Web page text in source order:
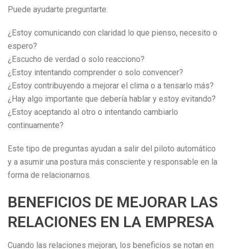
Puede ayudarte preguntarte:
¿Estoy comunicando con claridad lo que pienso, necesito o
espero?
¿Escucho de verdad o solo reacciono?
¿Estoy intentando comprender o solo convencer?
¿Estoy contribuyendo a mejorar el clima o a tensarlo más?
¿Hay algo importante que debería hablar y estoy evitando?
¿Estoy aceptando al otro o intentando cambiarlo
continuamente?
Este tipo de preguntas ayudan a salir del piloto automático
y a asumir una postura más consciente y responsable en la
forma de relacionarnos.
BENEFICIOS DE MEJORAR LAS
RELACIONES EN LA EMPRESA
Cuando las relaciones mejoran, los beneficios se notan en